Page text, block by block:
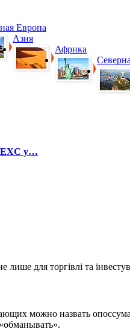
Европа
Азия
Африка
у…
для торгівлі та
можно назвать